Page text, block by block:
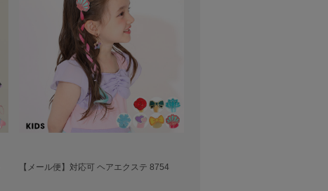
【メール便】対応可 ヘアエクステ 8754